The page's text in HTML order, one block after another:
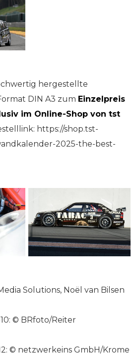
hergestellte
DIN A3 zum Einzelpreis
im Online-Shop von tst
https://shop.tst-
2025-the-best-
Solutions, Noël van Bilsen
© BRfoto/Reiter
© netzwerkeins GmbH/Krome